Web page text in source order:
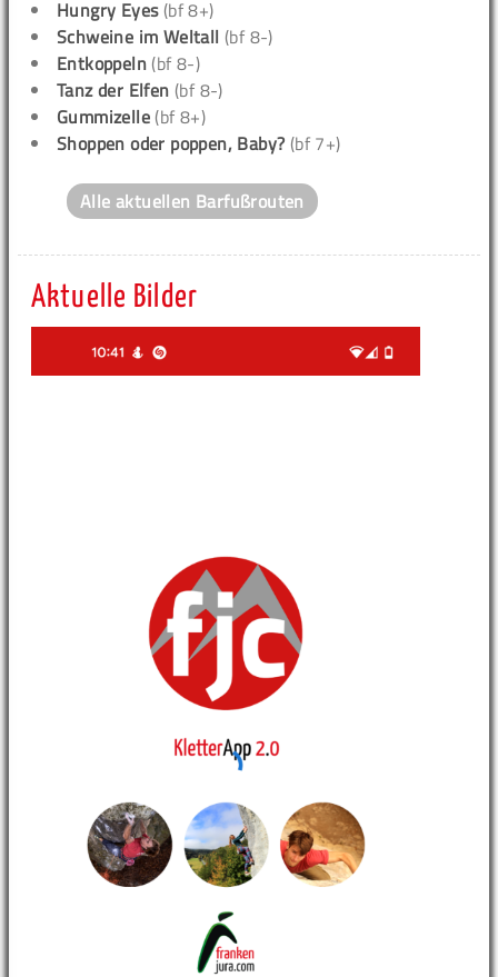
Hungry Eyes(bf 8+)
Schweine im Weltall (bf 8-)
Entkoppeln (bf 8-)
Tanz der Elfen (bf 8-)
Gummizelle (bf 8+)
Shoppen oder poppen, Baby? (bf 7+)
Alle aktuellen Barfußrouten
Aktuelle Bilder